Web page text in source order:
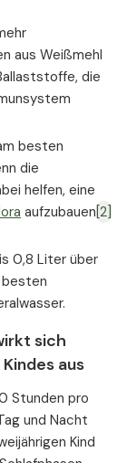
aus Weißmehl
die
besten
die
helfen, eine
aufzubauen [2]
0,8 Liter über
besten
sich
aus
Stunden pro
und Nacht
Kind